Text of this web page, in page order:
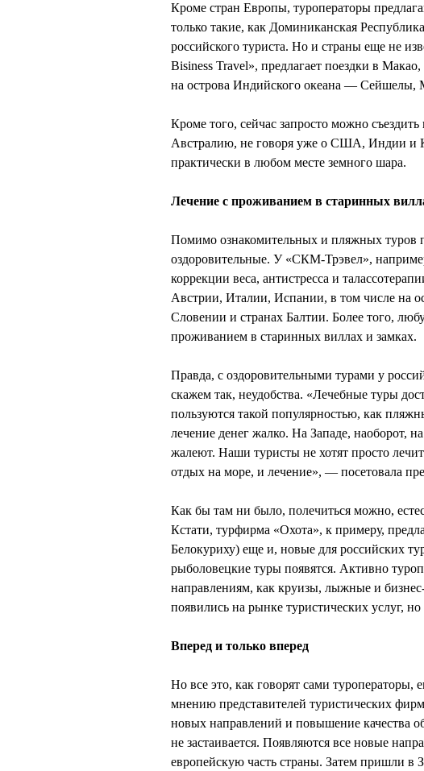
Кроме стран Европы, туроператоры
только такие, как Доминиканская
российского туриста. Но и страны еще не
Bisiness Travel», предлагает поездки в
на острова Индийского океана — Сейшелы,
Кроме того, сейчас запросто можно
Австралию, не говоря уже о США, Индии и
практически в любом месте земного шара.
Лечение с проживанием в старинных
Помимо ознакомительных и пляжных туров
оздоровительные. У «СКМ-Трэвел»,
коррекции веса, антистресса и
Австрии, Италии, Испании, в том числе на
Словении и странах Балтии. Более того,
проживанием в старинных виллах и замках.
Правда, с оздоровительными турами у
скажем так, неудобства. «Лечебные туры
пользуются такой популярностью, как
лечение денег жалко. На Западе, наоборот,
жалеют. Наши туристы не хотят просто
отдых на море, и лечение», — посетовала
Как бы там ни было, полечиться можно,
Кстати, турфирма «Охота», к примеру,
Белокуриху) еще и, новые для российских
рыболовецкие туры появятся. Активно
направлениям, как круизы, лыжные и
появились на рынке туристических услуг,
Вперед и только вперед
Но все это, как говорят сами туроператоры,
мнению представителей туристических
новых направлений и повышение качества
не застаивается. Появляются все новые
европейскую часть страны. Затем пришли в